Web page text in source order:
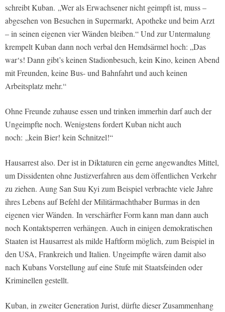
schreibt Kuban. „Wer als Erwachsener nicht geimpft ist, muss –
abgesehen von Besuchen in Supermarkt, Apotheke und beim Arzt
– in seinen eigenen vier Wänden bleiben.“ Und zur Untermalung
krempelt Kuban dann noch verbal den Hemdsärmel hoch: „Das
war‘s! Dann gibt’s keinen Stadionbesuch, kein Kino, keinen Abend
mit Freunden, keine Bus- und Bahnfahrt und auch keinen
Arbeitsplatz mehr.“
Ohne Freunde zuhause essen und trinken immerhin darf auch der
Ungeimpfte noch. Wenigstens fordert Kuban nicht auch
noch: „kein Bier! kein Schnitzel!“
Hausarrest also. Der ist in Diktaturen ein gerne angewandtes Mittel,
um Dissidenten ohne Justizverfahren aus dem öffentlichen Verkehr
zu ziehen. Aung San Suu Kyi zum Beispiel verbrachte viele Jahre
ihres Lebens auf Befehl der Militärmachthaber Burmas in den
eigenen vier Wänden. In verschärfter Form kann man dann auch
noch Kontaktsperren verhängen. Auch in einigen demokratischen
Staaten ist Hausarrest als milde Haftform möglich, zum Beispiel in
den USA, Frankreich und Italien. Ungeimpfte wären damit also
nach Kubans Vorstellung auf eine Stufe mit Staatsfeinden oder
Kriminellen gestellt.
Kuban, in zweiter Generation Jurist, dürfte dieser Zusammenhang